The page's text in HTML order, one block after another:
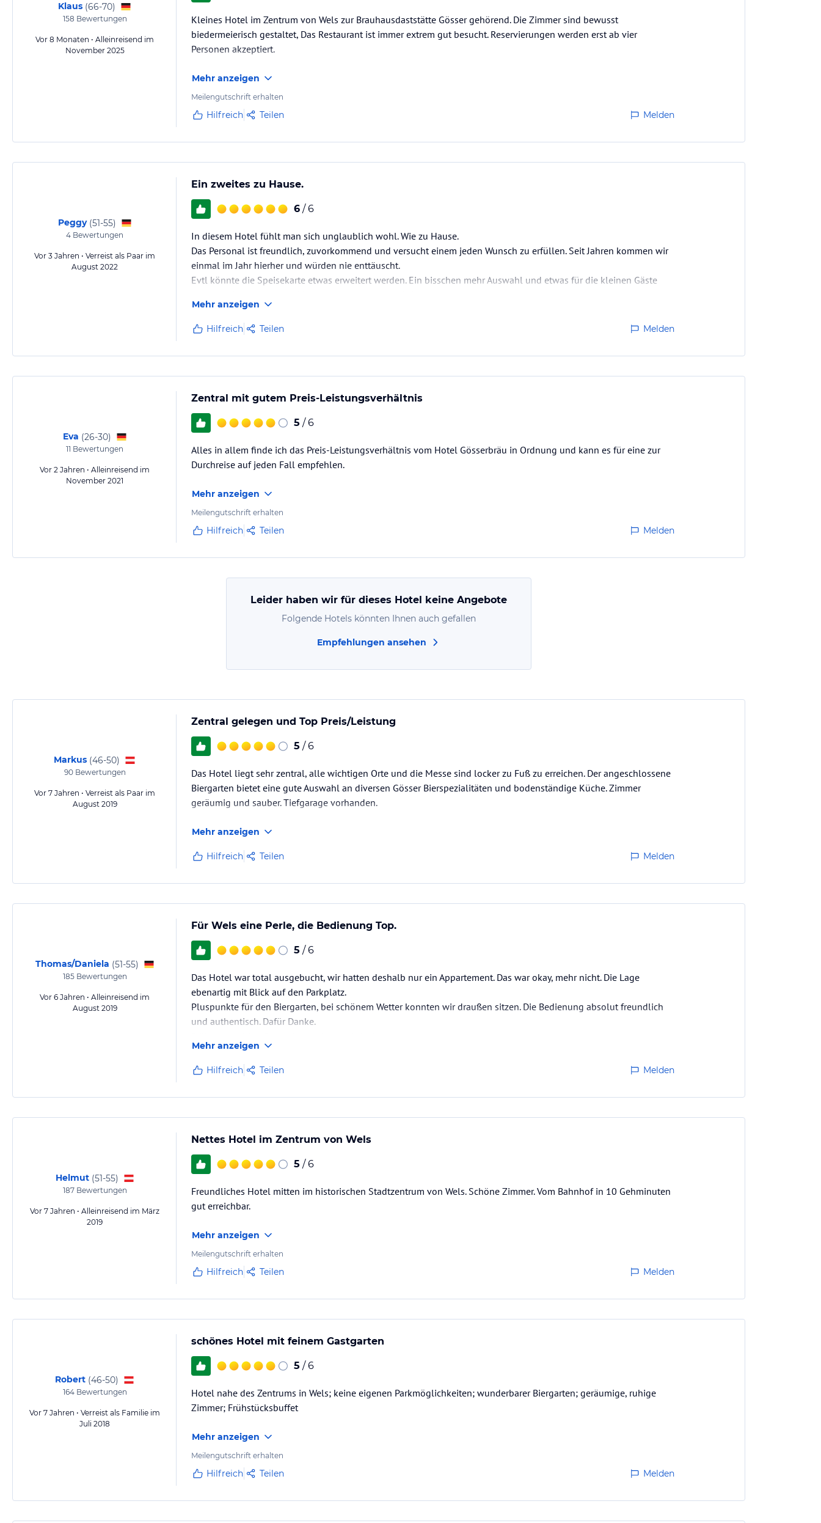
Klaus (66-70)
158 Bewertungen
Vor 8 Monaten • Alleinreisend im
November 2025
Kleines Hotel im Zentrum von Wels zur Brauhausdaststätte Gösser gehörend. Die Zimmer sind bewusst
biedermeierisch gestaltet, Das Restaurant ist immer extrem gut besucht. Reservierungen werden erst ab vier
Personen akzeptiert.
Mehr anzeigen
Meilengutschrift erhalten
Hilfreich Teilen Melden
Peggy (51-55)
4 Bewertungen
Vor 3 Jahren • Verreist als Paar im
August 2022
Ein zweites zu Hause.
6 / 6
In diesem Hotel fühlt man sich unglaublich wohl. Wie zu Hause.
Das Personal ist freundlich, zuvorkommend und versucht einem jeden Wunsch zu erfüllen. Seit Jahren kommen wir
einmal im Jahr hierher und würden nie enttäuscht.
Evtl könnte die Speisekarte etwas erweitert werden. Ein bisschen mehr Auswahl und etwas für die kleinen Gäste
Mehr anzeigen
Hilfreich Teilen Melden
Eva (26-30)
11 Bewertungen
Vor 2 Jahren • Alleinreisend im
November 2021
Zentral mit gutem Preis-Leistungsverhältnis
5 / 6
Alles in allem finde ich das Preis-Leistungsverhältnis vom Hotel Gösserbräu in Ordnung und kann es für eine zur
Durchreise auf jeden Fall empfehlen.
Mehr anzeigen
Meilengutschrift erhalten
Hilfreich Teilen Melden
Leider haben wir für dieses Hotel keine Angebote
Folgende Hotels könnten Ihnen auch gefallen
Empfehlungen ansehen
Markus (46-50)
90Bewertungen
Vor 7 Jahren • Verreist als Paar im
August 2019
Zentral gelegen und Top Preis/Leistung
5 / 6
Das Hotel liegt sehr zentral, alle wichtigen Orte und die Messe sind locker zu Fuß zu erreichen. Der angeschlossene
Biergarten bietet eine gute Auswahl an diversen Gösser Bierspezialitäten und bodenständige Küche. Zimmer
geräumig und sauber. Tiefgarage vorhanden.
Mehr anzeigen
Hilfreich Teilen Melden
Thomas/Daniela (51-55)
185Bewertungen
Vor 6 Jahren • Alleinreisend im
August 2019
Für Wels eine Perle, die Bedienung Top.
5 / 6
Das Hotel war total ausgebucht, wir hatten deshalb nur ein Appartement. Das war okay, mehr nicht. Die Lage
ebenartig mit Blick auf den Parkplatz.
Pluspunkte für den Biergarten, bei schönem Wetter konnten wir draußen sitzen. Die Bedienung absolut freundlich
und authentisch. Dafür Danke.
Preis: ganz ordentlich.
Nach Wels fährt man sicher nur dienstlich. Das hat mit Österreich wenig zu tun.
Mehr anzeigen
Hilfreich Teilen Melden
Helmut (51-55)
187Bewertungen
Vor 7 Jahren • Alleinreisend im März
2019
Nettes Hotel im Zentrum von Wels
5 / 6
Freundliches Hotel mitten im historischen Stadtzentrum von Wels. Schöne Zimmer. Vom Bahnhof in 10 Gehminuten
gut erreichbar.
Mehr anzeigen
Meilengutschrift erhalten
Hilfreich Teilen Melden
Robert (46-50)
164Bewertungen
Vor 7 Jahren • Verreist als Familie im
Juli 2018
schönes Hotel mit feinem Gastgarten
5 / 6
Hotel nahe des Zentrums in Wels; keine eigenen Parkmöglichkeiten; wunderbarer Biergarten; geräumige, ruhige
Zimmer; Frühstücksbuffet
Mehr anzeigen
Meilengutschrift erhalten
Hilfreich Teilen Melden